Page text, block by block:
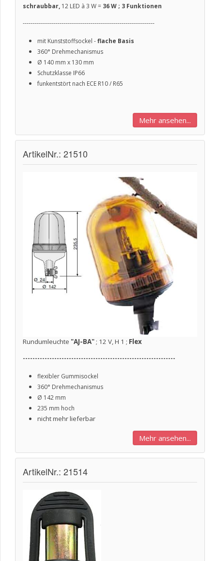
schraubbar, 12 LED à 3 W = 36 W ; 3 Funktionen
--------------------------------------------------------------------
mit Kunststoffsockel -flache Basis
360° Drehmechanismus
Ø 140 mm x 130 mm
Schutzklasse IP66
funkentstört nach ECE R10 / R65
Mehr ansehen...
ArtikelNr.: 21510
Rundumleuchte "AJ-BA" ; 12 V, H 1 ; Flex
---------------------------------------------------------------
flexibler Gummisockel
360° Drehmechanismus
Ø 142 mm
235 mm hoch
nicht mehr lieferbar
Mehr ansehen...
ArtikelNr.: 21514